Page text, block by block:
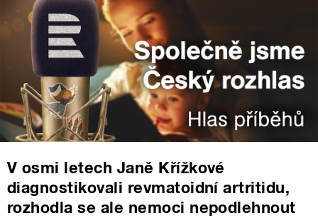
V osmi letech Janě Křížkové
diagnostikovali revmatoidní artritidu,
rozhodla se ale nemoci nepodlehnout